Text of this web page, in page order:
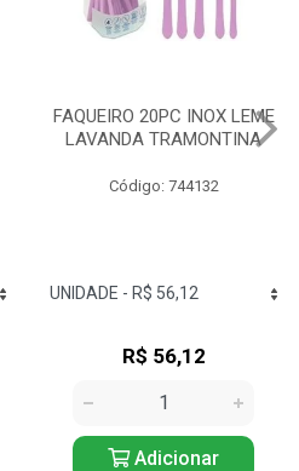
TIGELA REDONDA
PORCELANA 10CM
Código: 744076
R$ 26,72
Adicionar